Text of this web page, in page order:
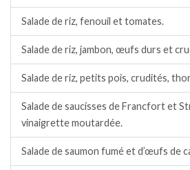
Salade de riz, fenouil et tomates.
Salade de riz, jambon, œufs durs et
Salade de riz, petits pois, crudités,
Salade de saucisses de Francfort et
vinaigrette moutardée.
Salade de saumon fumé et d’œufs de